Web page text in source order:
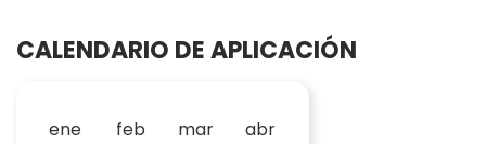
CALENDARIO DE APLICACIÓN
ene feb mar abr